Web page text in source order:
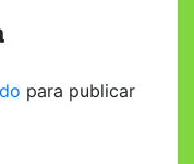
para publicar